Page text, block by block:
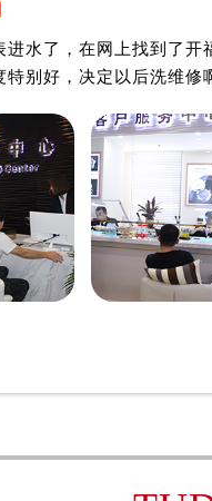
亨得利名表维修授权店1
号华熙国际中心D座11层
东方广场W3座6层602
北国先天下帝舵售后服
尔扈特大街帝舵售后服
新华街帝舵售后服务中
路甲3号王府井百货名表
街帝舵售后服务中心（
伊金霍洛街帝舵售后服
区中央街帝舵售后服务
仁大街帝舵售后服务中心
恩和大街帝舵售后服务
市兴安大街帝舵售后服
进水了，在网上找到了开
特别好，决定以后洗维修